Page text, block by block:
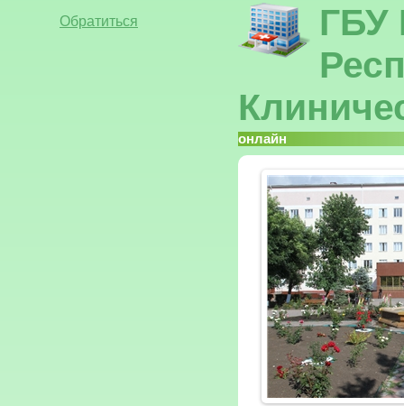
Обратиться
ГБУ
онлайн